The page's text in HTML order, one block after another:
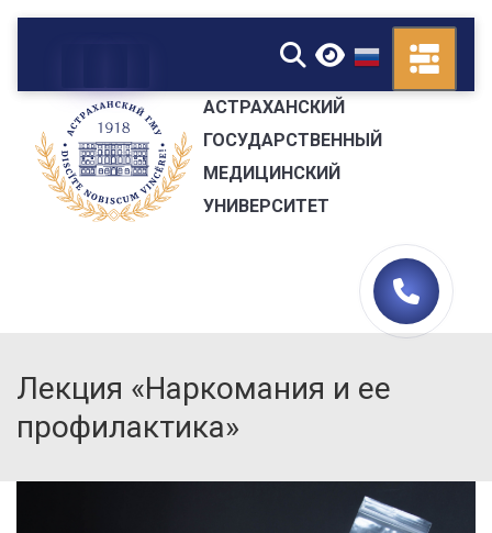
▼
АСТРАХАНСКИЙ
ГОСУДАРСТВЕННЫЙ
МЕДИЦИНСКИЙ
УНИВЕРСИТЕТ
Лекция «Наркомания и ее
профилактика»